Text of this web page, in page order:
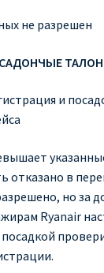
не разрешен
и
отказано в
но за
Ryanair